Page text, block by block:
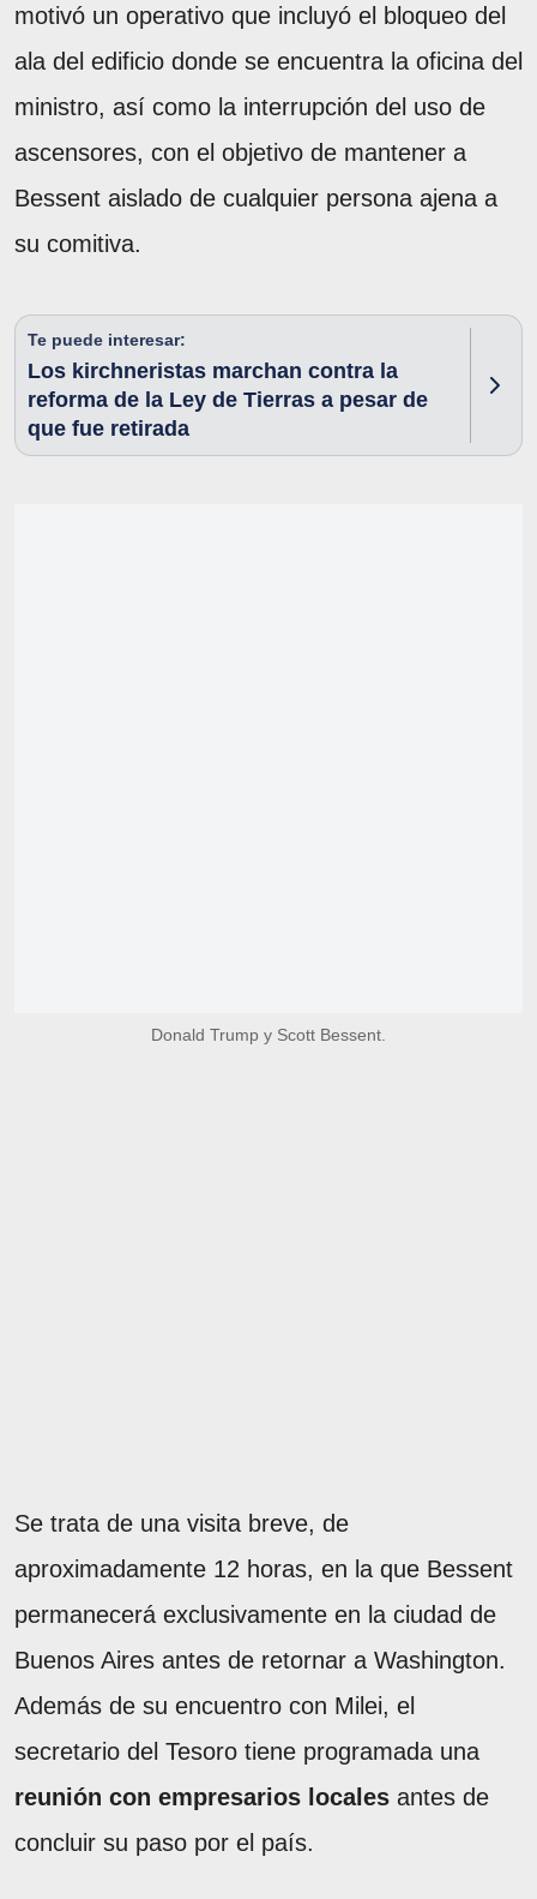
motivó un operativo que incluyó el bloqueo del
ala del edificio donde se encuentra la oficina del
ministro, así como la interrupción del uso de
ascensores, con el objetivo de mantener a
Bessent aislado de cualquier persona ajena a
su comitiva.
Te puede interesar:
Los kirchneristas marchan contra la
reforma de la Ley de Tierras a pesar de
que fue retirada
Donald Trump y Scott Bessent.
Se trata de una visita breve, de
aproximadamente 12 horas, en la que Bessent
permanecerá exclusivamente en la ciudad de
Buenos Aires antes de retornar a Washington.
Además de su encuentro con Milei, el
secretario del Tesoro tiene programada una
reunión con empresarios locales antes de
concluir su paso por el país.